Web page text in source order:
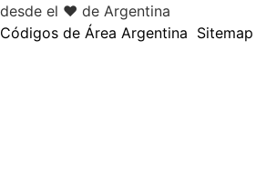
desde el ♥ de Argentina
Códigos de Área Argentina Sitemap